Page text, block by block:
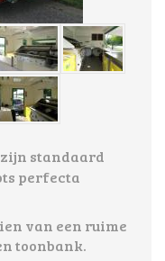
zijn standaard
perfecta
van een ruime
toonbank.